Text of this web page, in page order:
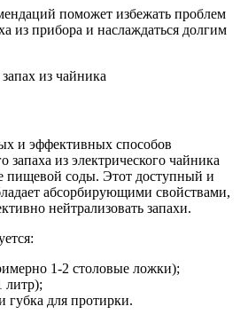
поможет избежать проблем
из прибора и наслаждаться долгим
и эффективных способов
запаха из электрического чайника
пищевой соды. Этот доступный и
абсорбирующими свойствами,
нейтрализовать запахи.
1-2 столовые ложки);
литр);
губка для протирки.